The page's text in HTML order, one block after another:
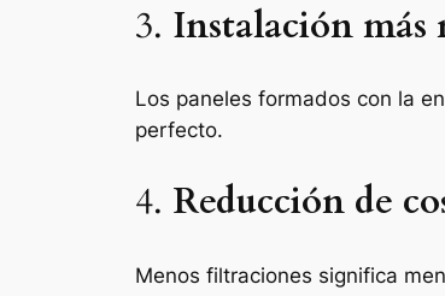
3. Instalación más
Los paneles formados con la
perfecto.
4. Reducción de
Menos filtraciones significa